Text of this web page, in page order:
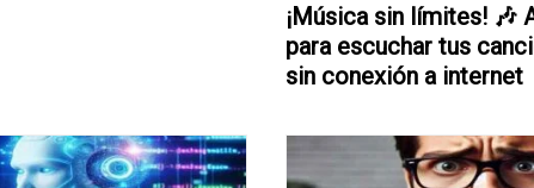
¡Música sin límites! 🎶
para escuchar tus
sin conexión a internet